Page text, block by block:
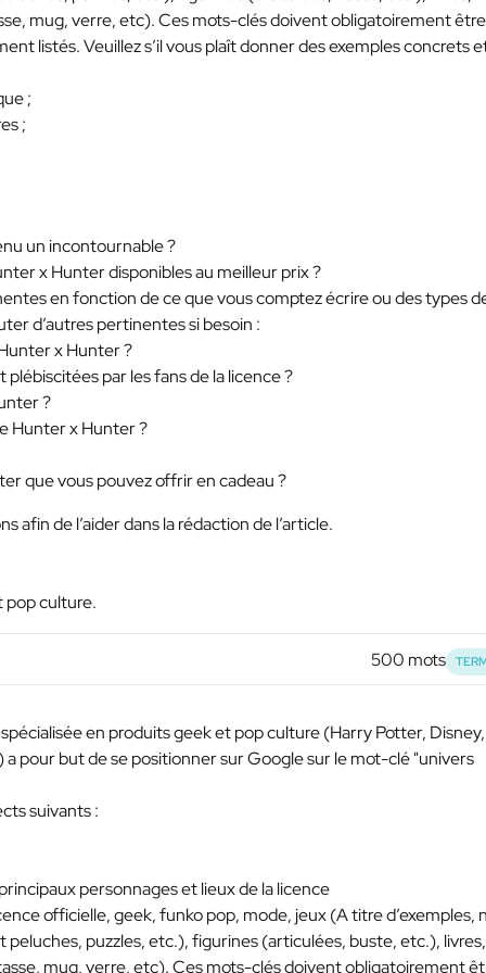
mug, verre, etc). Ces mots-clés doivent obligatoirement être
listés. Veuillez s’il vous plaît donner des exemples concrets
;
;
un incontournable ?
x Hunter disponibles au meilleur prix ?
en fonction de ce que vous comptez écrire ou des types
d’autres pertinentes si besoin :
x Hunter ?
par les fans de la licence ?
?
Hunter x Hunter ?
que vous pouvez offrir en cadeau ?
afin de l’aider dans la rédaction de l’article.
pop culture.
500 mots
en produits geek et pop culture (Harry Potter, Disney,
pour but de se positionner sur Google sur le mot-clé "univers
suivants :
personnages et lieux de la licence
officielle, geek, funko pop, mode, jeux (A titre d’exemples,
puzzles, etc.), figurines (articulées, buste, etc.), livres,
mug, verre, etc). Ces mots-clés doivent obligatoirement